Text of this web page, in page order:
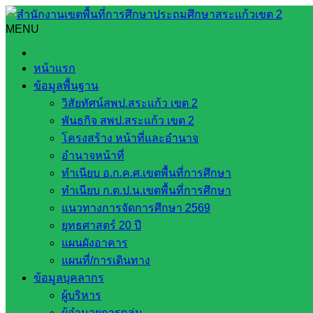
Skip
to
content
MENU
หน้าแรก
ข้อมูลพื้นฐาน
วิสัยทัศน์สพป.สระแก้ว เขต 2
พันธกิจ สพป.สระแก้ว เขต 2
โครงสร้าง หน้าที่และอำนาจ
อำนาจหน้าที่
ทำเนียบ อ.ก.ค.ศ.เขตพื้นที่การศึกษา
ทำเนียบ ก.ต.ป.น.เขตพื้นที่การศึกษา
แนวทางการจัดการศึกษา 2569
ยุทธศาสตร์ 20 ปี
แผนผังอาคาร
แผนที่/การเดินทาง
ข้อมูลบุคลากร
ผู้บริหาร
Search
ลงพื้นที่ร่วมกับคณะกรรมการประเมินคุณภาพแหล่งเรียนรู้ทาง
ลงพื้นที่ร่วมกับคณะกรรมการประเมินคุณ
กันยายน 8, 2023 กันยายน 8, 2023
ด้วยนางภาณุรังษี ทาประเสริฐ ผู้อำนวยการกลุ่มส่งเสริมการ
ประจำปีงบประมาณ พ.ศ. ๒๕๖๖ ลงพื้นที่ร่วมกับคณะกรรมการ
วัฒนธรรม ในวันพุธที่ ๖ กันยายน ๒๕๖๖ ณ อุทยานประวัติศาสตร์